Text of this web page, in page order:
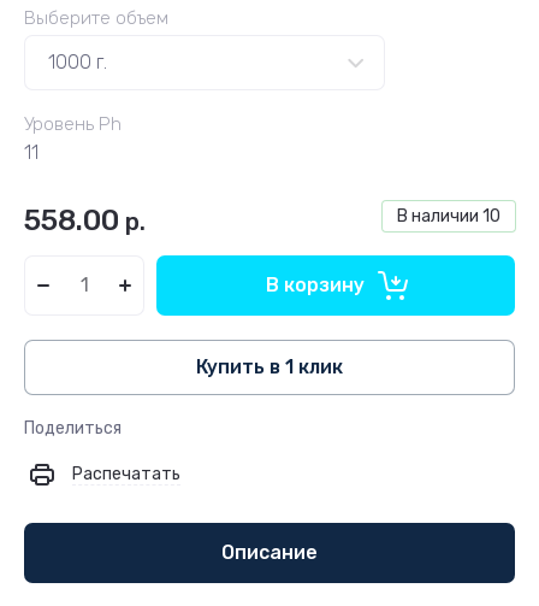
Выберите объем
Уровень Ph
11
В наличии 10
558.00 р.
В корзину
Купить в 1 клик
Поделиться
Распечатать
Описание